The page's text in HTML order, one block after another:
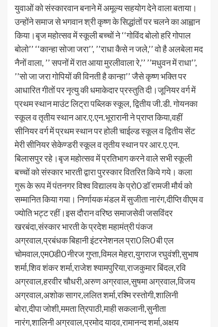
युवाओं को संस्कारवान बनाने में अमूल्य सहयोग देने वाला बताया।
उन्होंने समाज से भगवान श्री कृष्ण के सिद्धांतों पर चलने का आह्वान
किया।बृज महोत्सव में स्कूली बच्चों ने ‘‘गोविंद बोलो हरि गोपाल
बोलो’’ ‘‘कान्हा सोजा जरा’’, ’’राधा कैसे न जले,’’ वो है अलबेला मद
नैनों वाला, ’’ सपनों में रात आया मुरलीवाला रे,’’ ’’मधुवन में राधा’’,
’’सो जा जरा गोपियों की विनती है कान्हा’’ जैसे कृष्ण भक्ति पर
आधारित गीतों पर नृत्यु की धमाकेदार प्रस्तुति दी।जूनियर वर्ग में
प्रथम स्थान माउंट लिट्रा पब्लिक स्कूल, द्वितीय जी.डी. गोयनका
स्कूल व तृतीय स्थान आर.ए.एन.भूरारानी ने प्राप्त किया,वहीं
सीनियर वर्ग में प्रथम स्थान पर होली चाईल्ड स्कूल व द्वितीय सेंट
मेरी सीनियर सेकेण्डरी स्कूल व तृतीय स्थान पर आर.ए.एन.
बिलासपुर रहे।बृज महोत्सव में प्रतिभाग करने वाले सभी स्कूली
बच्चों को संस्कार भारती द्वारा पुरस्कार वितरित किये गये। कला
गुरू के रूप में पंतनगर विश्व विद्यालय के प्रो0 डॉ रामजी मौर्य को
सम्मानित किया गया। निर्णायक मंडल में सुजीता नारंग,दीप्ति वीएम व
ज्योति भट्ट रहीं।इस दौरान वरिष्ठ समाजसेवी जसविंदर
खरबंदा,संस्कार भारती के प्रदेश महामंत्री पंकज
अग्रवाल,प्रबंधक बिहानी इंटरनेशनल प्रा0 लि0 बी एल
चोमवाल,एम0डी0 नीरज गुप्ता,विमल मेहरा,युगराज रघुवंशी,सुभाष
शर्मा,शिव शंकर शर्मा,राजेश श्यामपुरिया,राजकुमार बिंदल,रवि
अग्रवाल,हरवीर चौधरी,अरुण अग्रवाल,सुषमा अग्रवाल,विजय
अग्रवाल,अशोक सागर,ललित शर्मा,रश्मि रस्तोगी,शालिनी
बोरा,दीपा जोशी,ममता त्रिपाठी,माही सकलानी,सुनीता
नारंग,शालिनी अग्रवाल,प्रमोद यादव,रामानन्द शर्मा,अक्षय